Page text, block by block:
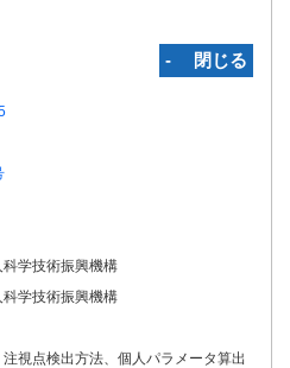
‐ 閉じる
学技術振興機構
学技術振興機構
視点検出方法、個人パラメータ算出